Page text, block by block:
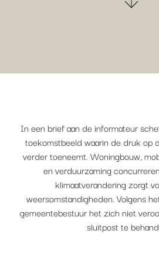
In een brief aan de informateur
toekomstbeeld waarin de druk op
verder toeneemt. Woningbouw,
en verduurzaming
klimaatverandering zorgt
weersomstandigheden. Volgens
gemeentebestuur het zich niet
sluitpost te